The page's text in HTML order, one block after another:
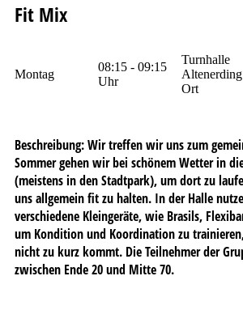
Fit Mix
Montag
08:15 - 09:15
Uhr
Turnhalle
Altenerding
Ort
Beschreibung:Wir treffen wir uns zum
Sommer gehen wir bei schönem Wetter in
(meistens in den Stadtpark), um dort zu
uns allgemein fit zu halten. In der Halle
verschiedene Kleingeräte, wie Brasils,
um Kondition und Koordination zu
nicht zu kurz kommt. Die Teilnehmer der
zwischen Ende 20 und Mitte 70.